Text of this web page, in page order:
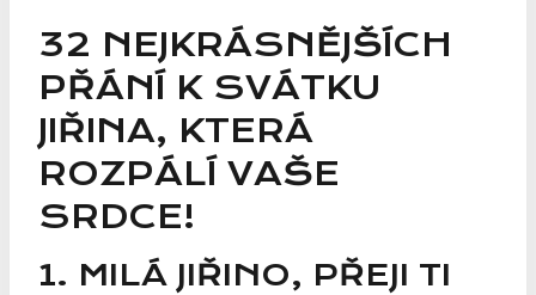
32 NEJKRÁSNĚJŠÍCH
PŘÁNÍ K SVÁTKU
JIŘINA, KTERÁ
ROZPÁLÍ VAŠE
SRDCE!
1. MILÁ JIŘINO, PŘEJI TI